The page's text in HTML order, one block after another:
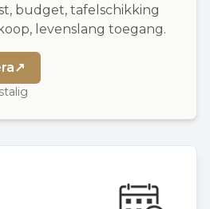
budget, tafelschikking
levenslang toegang.
↗